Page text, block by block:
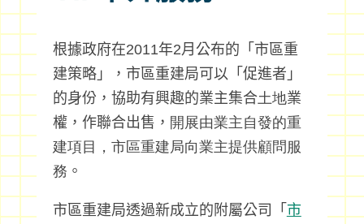
根據政府在2011年2月公布的「市區重
建策略」，市區重建局可以「促進者」
的身份，協助有興趣的業主集合土地業
權，作聯合出售， 開展由業主自發的重
建項目，市區重建局向業主提供顧問服
務 。
市區重建局透過新成立的附屬公司「 市